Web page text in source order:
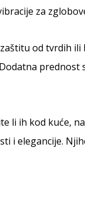
za
od tvrdih
prednost
li ih kod kuće,
i elegancije.